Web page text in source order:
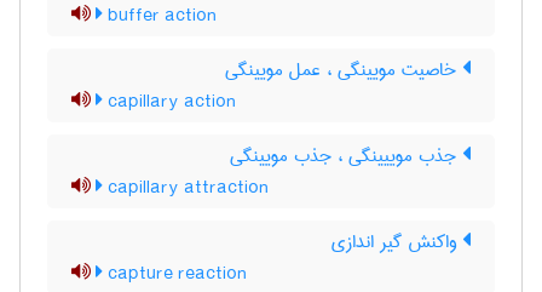
buffer action
خاصیت مویینگی ، عمل مویینگی
capillary action
جذب موییینگی ، جذب مویینگی
capillary attraction
واکنش گیر اندازی
capture reaction